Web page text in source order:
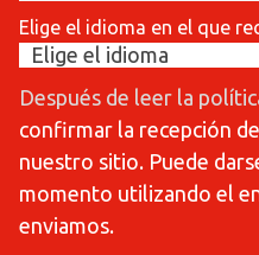
Elige el idioma en el que
Después de leer la
confirmar la recepción
nuestro sitio. Puede
momento utilizando el
enviamos.